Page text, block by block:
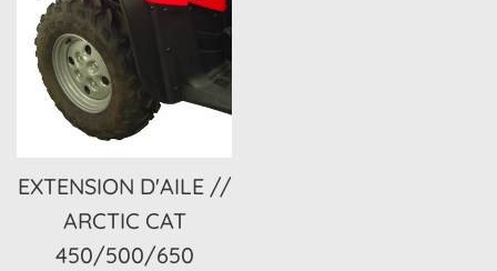
EXTENSION D'AILE //
ARCTIC CAT
450/500/650